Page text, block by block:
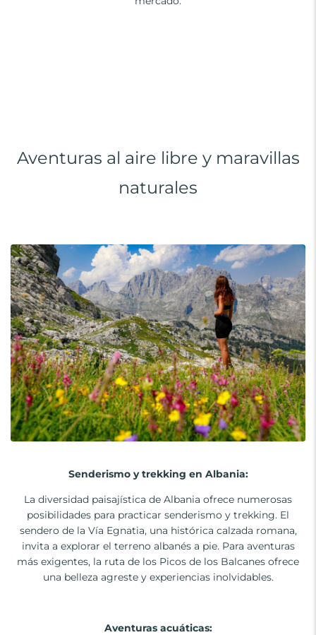
Aventuras al aire libre y maravillas
naturales
Senderismo y trekking en Albania:
La diversidad paisajística de Albania ofrece numerosas
posibilidades para practicar senderismo y trekking. El
sendero de la Vía Egnatia, una histórica calzada romana,
invita a explorar el terreno albanés a pie. Para aventuras
más exigentes, la ruta de los Picos de los Balcanes ofrece
una belleza agreste y experiencias inolvidables.
Aventuras acuáticas: